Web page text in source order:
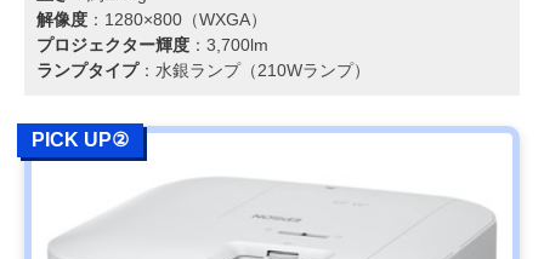
解像度 ：1280×800（WXGA）
プロジェクター輝度 ：3,700lm
ランプタイプ：水銀ランプ（210Wランプ）
PICK UP②